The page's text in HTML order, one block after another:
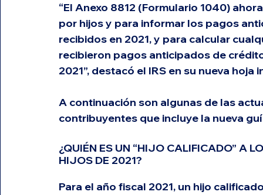
“El Anexo 8812 (Formulario 1040)
por hijos y para informar los pagos
recibidos en 2021, y para calcular
recibieron pagos anticipados de
2021”, destacó el IRS en su nueva hoja
A continuación son algunas de las
contribuyentes que incluye la nueva
¿QUIÉN ES UN “HIJO CALIFICADO” A
HIJOS DE 2021?
Para el año fiscal 2021, un hijo